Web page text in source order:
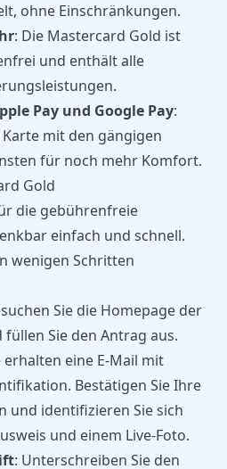
ohne Einschränkungen.
: Die Mastercard Gold ist
und enthält alle
Pay und Google Pay:
mit den gängigen
für noch mehr Komfort.
Gold
die gebührenfreie
einfach und schnell.
wenigen Schritten
Sie die Homepage der
füllen Sie den Antrag aus.
erhalten eine E-Mail mit
Bestätigen Sie Ihre
und identifizieren Sie sich
und einem Live-Foto.
: Unterschreiben Sie den